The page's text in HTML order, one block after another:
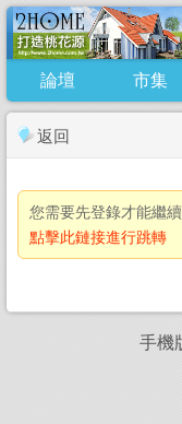
論壇 市集
返回
您需要先登錄才能繼
點擊此鏈接進行跳轉
手機